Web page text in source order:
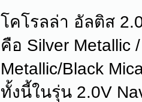
โคโรลล่า อัลติส
คือ Silver Metallic
Metallic/Black
ทั้งนี้ในรุ่น 2.0V